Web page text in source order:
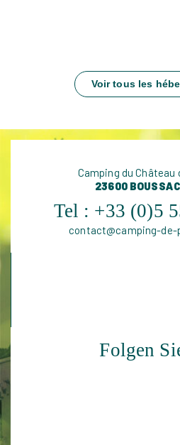
Voir tous les
Camping du Château
23600
Tel : +33 (0)5
contact@camping-de-
Folgen